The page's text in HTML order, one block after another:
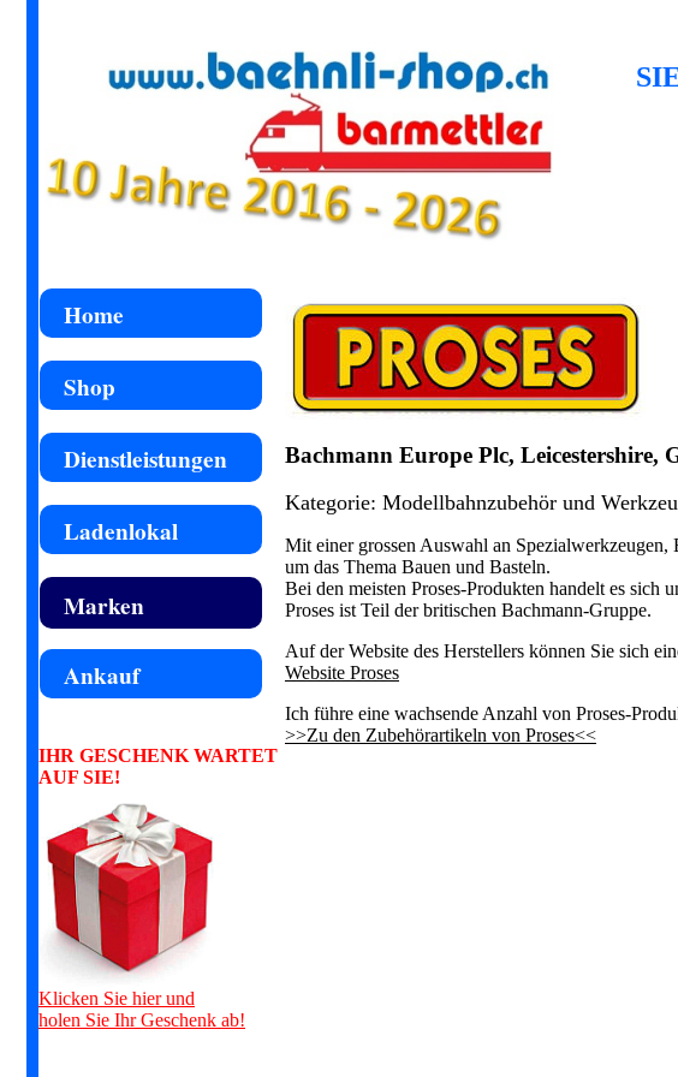
Home
Shop
Dienstleistungen
Ladenlokal
Marken
Ankauf
IHR GESCHENK WARTET
AUF SIE!
Klicken Sie hier und
holen Sie Ihr Geschenk ab!
Bachmann Europe Plc, Leicestershire,
Kategorie: Modellbahnzubehör und
Mit einer grossen Auswahl an
um das Thema Bauen und Basteln.
Bei den meisten Proses-Produkten handelt es
Proses ist Teil der britischen Bachmann-Gruppe.
Auf der Website des Herstellers können Sie sich
Website Proses
Ich führe eine wachsende Anzahl von Proses-
>>Zu den Zubehörartikeln von Proses<<